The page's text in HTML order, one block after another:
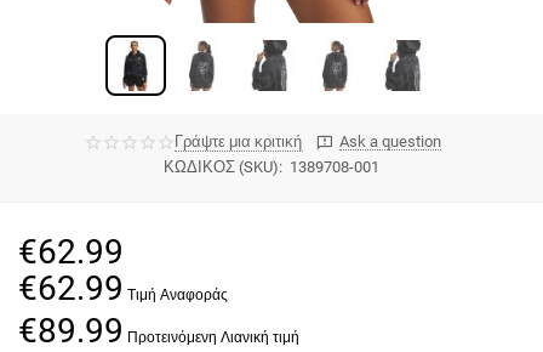
Γράψτε μια κριτική
Ask a question
ΚΩΔΙΚΟΣ (SKU): 1389708-001
€62.99
€89.99
€62.99